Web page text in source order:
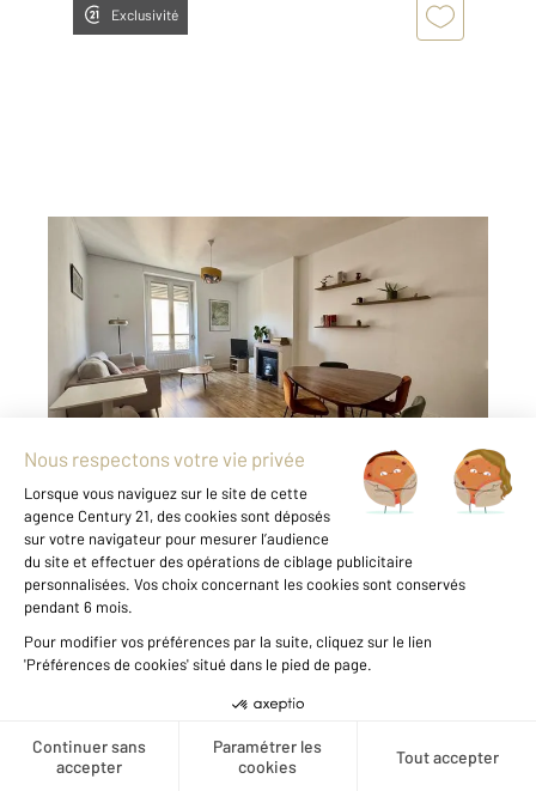
Créer une alerte
Exclusivité
VILLEURBANNE 69
73 m
2, 3 pièces
Ref : 136358
Appartement F3 à vendre
285 000 €
VILLEURBANNE/TOTEM ! Sur le Cours Tolstoï,
et au pied de toutes commodités, dont
l'avenue Henri Barbusse et le cœur des Gratte-
Ciel, limitrophe LYON 3. Dans un bel immeuble
ancien de 1900, découvrez ce superbe
appartement T3 traversant de 73 ...
Voir le détail du bien